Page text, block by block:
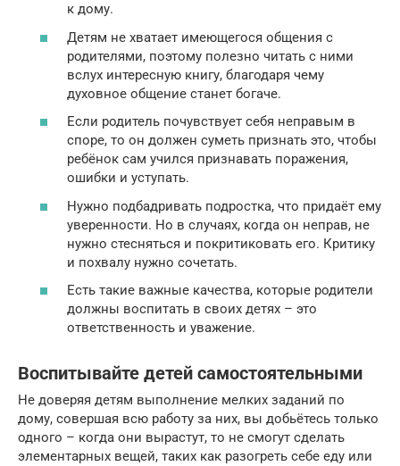
к дому.
Детям не хватает имеющегося общения с
родителями, поэтому полезно читать с ними
вслух интересную книгу, благодаря чему
духовное общение станет богаче.
Если родитель почувствует себя неправым в
споре, то он должен суметь признать это, чтобы
ребёнок сам учился признавать поражения,
ошибки и уступать.
Нужно подбадривать подростка, что придаёт ему
уверенности. Но в случаях, когда он неправ, не
нужно стесняться и покритиковать его. Критику
и похвалу нужно сочетать.
Есть такие важные качества, которые родители
должны воспитать в своих детях – это
ответственность и уважение.
Воспитывайте детей самостоятельными
Не доверяя детям выполнение мелких заданий по
дому, совершая всю работу за них, вы добьётесь только
одного – когда они вырастут, то не смогут сделать
элементарных вещей, таких как разогреть себе еду или